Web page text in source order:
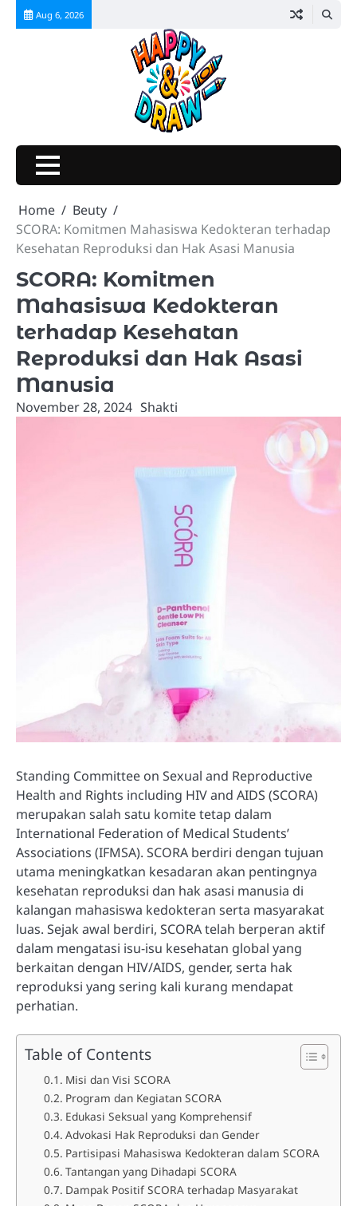
Skip
Aug 6, 2026
Home
Beuty
SCORA: Komitmen Mahasiswa Kedokteran terhadap
Kesehatan Reproduksi dan Hak Asasi Manusia
SCORA: Komitmen
Mahasiswa Kedokteran
terhadap Kesehatan
Reproduksi dan Hak Asasi
Manusia
November 28, 2024 Shakti
Standing Committee on Sexual and Reproductive
Health and Rights including HIV and AIDS (SCORA)
merupakan salah satu komite tetap dalam
International Federation of Medical Students’
Associations (IFMSA). SCORA berdiri dengan tujuan
utama meningkatkan kesadaran akan pentingnya
kesehatan reproduksi dan hak asasi manusia di
kalangan mahasiswa kedokteran serta masyarakat
luas. Sejak awal berdiri, SCORA telah berperan aktif
dalam mengatasi isu-isu kesehatan global yang
berkaitan dengan HIV/AIDS, gender, serta hak
reproduksi yang sering kali kurang mendapat
perhatian.
Table of Contents
Misi dan Visi SCORA
Program dan Kegiatan SCORA
Edukasi Seksual yang Komprehensif
Advokasi Hak Reproduksi dan Gender
Partisipasi Mahasiswa Kedokteran dalam SCORA
Tantangan yang Dihadapi SCORA
Dampak Positif SCORA terhadap Masyarakat